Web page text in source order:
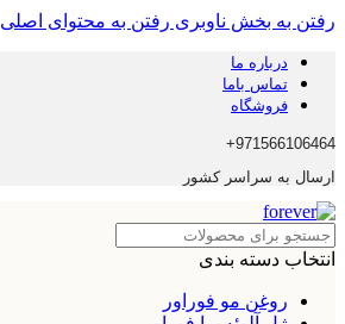
رفتن به بخش ناوبری رفتن به محتوای اصلی
درباره ما
تماس باما
فروشگاه
971566106464+
ارسال به سراسر کشور
انتخاب دسته بندی
روغن مو فوراور